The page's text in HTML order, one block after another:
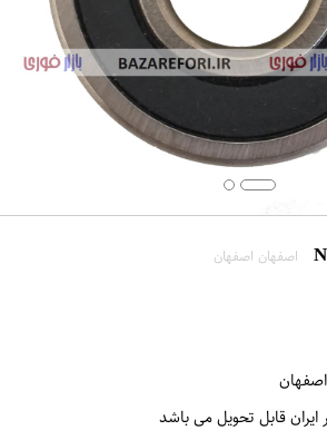
اصفهان اصفهان
اصفهان
ایران قابل تحویل می باشد